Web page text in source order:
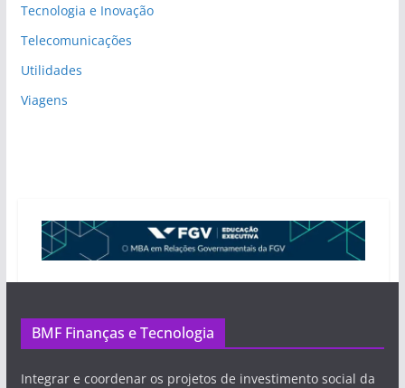
Tecnologia e Inovação
Telecomunicações
Utilidades
Viagens
BMF Finanças e Tecnologia
Integrar e coordenar os projetos de investimento social da